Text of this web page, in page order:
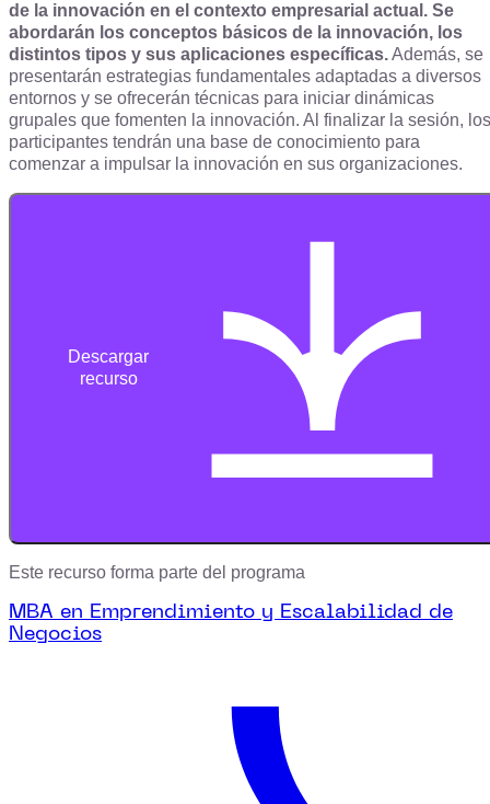
de la innovación en el contexto empresarial actual. Se
abordarán los conceptos básicos de la innovación, los
distintos tipos y sus aplicaciones específicas.Además, se
presentarán estrategias fundamentales adaptadas a diversos
entornos y se ofrecerán técnicas para iniciar dinámicas
grupales que fomenten la innovación. Al finalizar la sesión, los
participantes tendrán una base de conocimiento para
comenzar a impulsar la innovación en sus organizaciones.
Descargar
recurso
Este recurso forma parte del programa
MBA en Emprendimiento y Escalabilidad de
Negocios